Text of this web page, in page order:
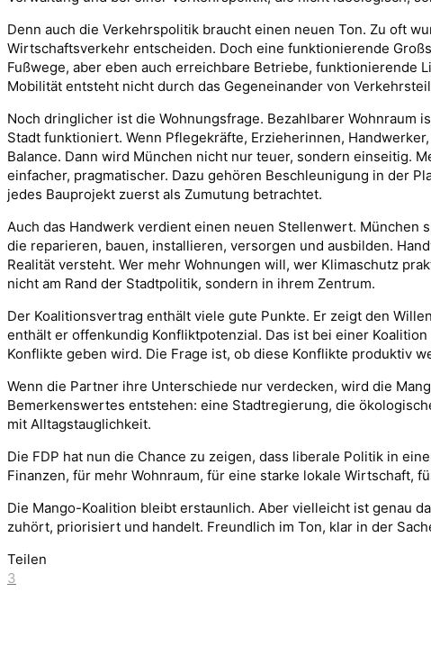
Denn auch die Verkehrspolitik braucht einen neuen Ton. Zu oft
Wirtschaftsverkehr entscheiden. Doch eine funktionierende
Fußwege, aber eben auch erreichbare Betriebe, funktionierende
Mobilität entsteht nicht durch das Gegeneinander von
Noch dringlicher ist die Wohnungsfrage. Bezahlbarer Wohnraum
Stadt funktioniert. Wenn Pflegekräfte, Erzieherinnen,
Balance. Dann wird München nicht nur teuer, sondern einseitig.
einfacher, pragmatischer. Dazu gehören Beschleunigung in der
jedes Bauprojekt zuerst als Zumutung betrachtet.
Auch das Handwerk verdient einen neuen Stellenwert. München
die reparieren, bauen, installieren, versorgen und ausbilden.
Realität versteht. Wer mehr Wohnungen will, wer Klimaschutz
nicht am Rand der Stadtpolitik, sondern in ihrem Zentrum.
Der Koalitionsvertrag enthält viele gute Punkte. Er zeigt den
enthält er offenkundig Konfliktpotenzial. Das ist bei einer
Konflikte geben wird. Die Frage ist, ob diese Konflikte produktiv
Wenn die Partner ihre Unterschiede nur verdecken, wird die
Bemerkenswertes entstehen: eine Stadtregierung, die
mit Alltagstauglichkeit.
Die FDP hat nun die Chance zu zeigen, dass liberale Politik in
Finanzen, für mehr Wohnraum, für eine starke lokale Wirtschaft,
Die Mango-Koalition bleibt erstaunlich. Aber vielleicht ist genau
zuhört, priorisiert und handelt. Freundlich im Ton, klar in der
Teilen
3